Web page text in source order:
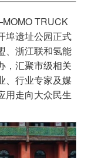
TRUCK
埠遗址公园正式
、浙江联和氢能
，汇聚市级相关
、行业专家及媒
用走向大众民生